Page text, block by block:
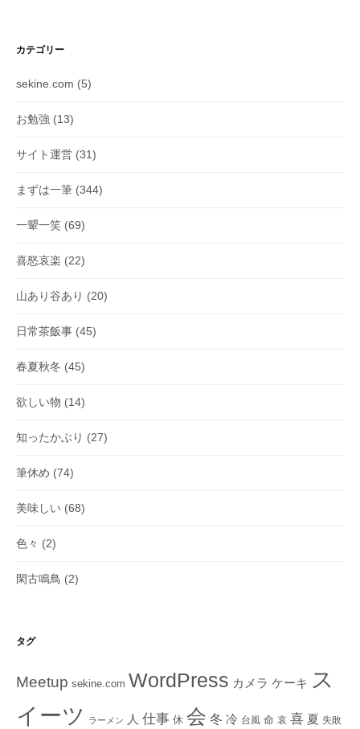
カテゴリー
sekine.com (5)
お勉強 (13)
サイト運営 (31)
まずは一筆 (344)
一顰一笑 (69)
喜怒哀楽 (22)
山あり谷あり (20)
日常茶飯事 (45)
春夏秋冬 (45)
欲しい物 (14)
知ったかぶり (27)
筆休め (74)
美味しい (68)
色々 (2)
閑古鳴鳥 (2)
タグ
Meetup sekine.com WordPress カメラ ケーキ ス
イーツ
ラーメン 人 仕事 休 会 冬 冷 台風 命 哀 喜 夏 失敗